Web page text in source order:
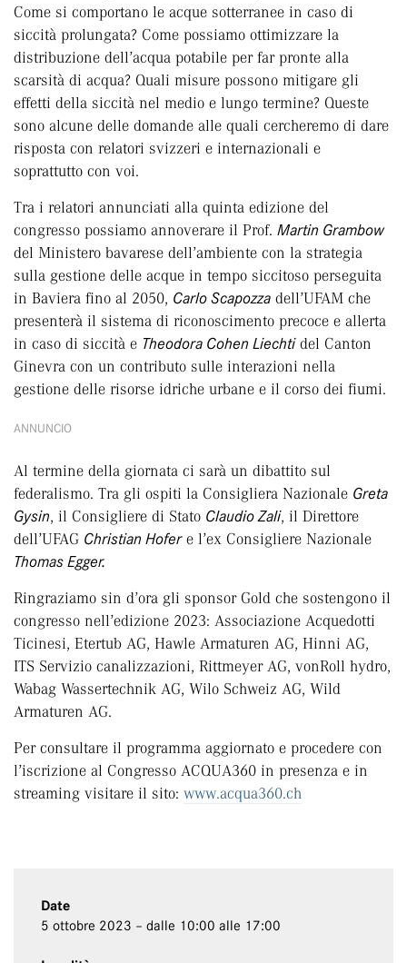
Come si comportano le acque sotterranee in caso di
siccità prolungata? Come possiamo ottimizzare la
distribuzione dell’acqua potabile per far pronte alla
scarsità di acqua? Quali misure possono mitigare gli
effetti della siccità nel medio e lungo termine? Queste
sono alcune delle domande alle quali cercheremo di dare
risposta con relatori svizzeri e internazionali e
soprattutto con voi.
Tra i relatori annunciati alla quinta edizione del
congresso possiamo annoverare il Prof. Martin Grambow
del Ministero bavarese dell’ambiente con la strategia
sulla gestione delle acque in tempo siccitoso perseguita
in Baviera fino al 2050, Carlo Scapozza dell’UFAM che
presenterà il sistema di riconoscimento precoce e allerta
in caso di siccità e Theodora Cohen Liechtidel Canton
Ginevra con un contributo sulle interazioni nella
gestione delle risorse idriche urbane e il corso dei fiumi.
ANNUNCIO
Al termine della giornata ci sarà un dibattito sul
federalismo. Tra gli ospiti la Consigliera Nazionale Greta
Gysin, il Consigliere di Stato Claudio Zali, il Direttore
dell’UFAG Christian Hofere l’ex Consigliere Nazionale
Thomas Egger.
Ringraziamo sin d’ora gli sponsor Gold che sostengono il
congresso nell’edizione 2023: Associazione Acquedotti
Ticinesi, Etertub AG, Hawle Armaturen AG, Hinni AG,
ITS Servizio canalizzazioni, Rittmeyer AG, vonRoll hydro,
Wabag Wassertechnik AG, Wilo Schweiz AG, Wild
Armaturen AG.
Per consultare il programma aggiornato e procedere con
l’iscrizione al Congresso ACQUA360 in presenza e in
streaming visitare il sito: www.acqua360.ch
Date
5 ottobre 2023 – dalle 10:00 alle 17:00